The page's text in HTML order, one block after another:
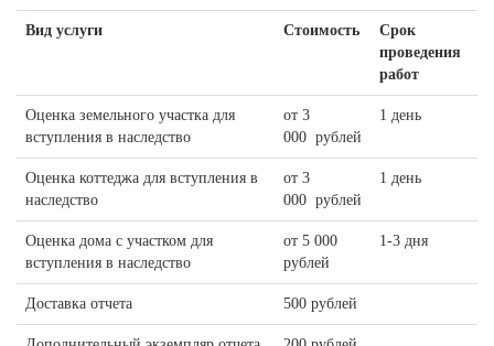
Вид услуги Стоимость
Срок
проведения
работ
Оценка земельного участка для
вступления в наследство
от 3
000 рублей
1 день
Оценка коттеджа для вступления в
наследство
от 3
000 рублей
1 день
Оценка дома с участком для
вступления в наследство
от 5 000
рублей
1-3 дня
Доставка отчета 500 рублей